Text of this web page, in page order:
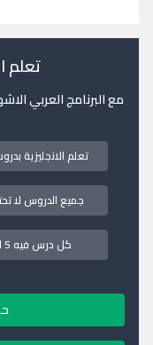
تعلم
مع البرنامج العربي الاشهر
تعلم الانجليزية
جميع الدروس لا
كل درس فيه 5 اختبارات تفاعلية لتحسين اللفظ والنطق